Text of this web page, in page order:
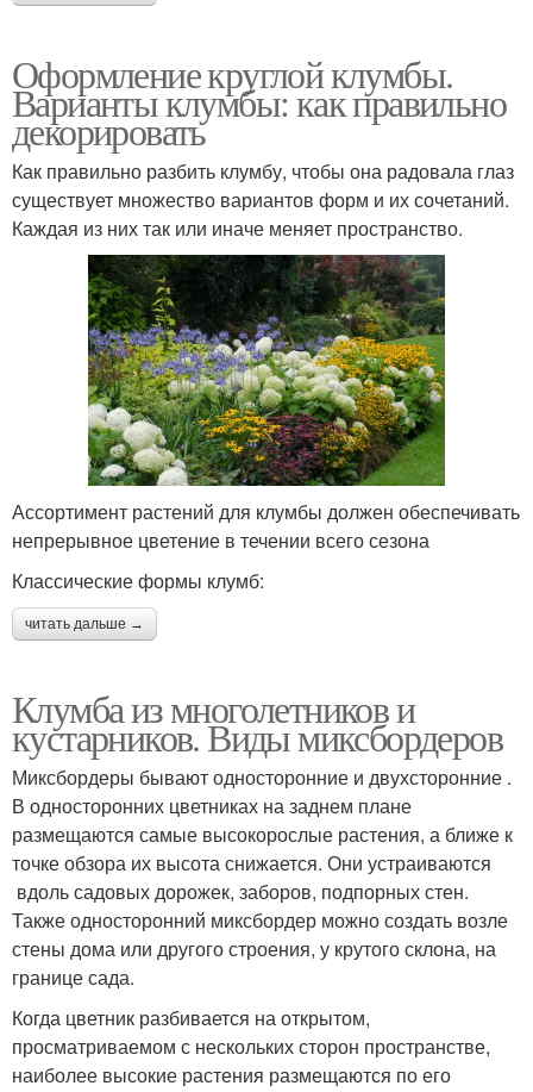
Оформление круглой клумбы.
Варианты клумбы: как правильно
декорировать
Как правильно разбить клумбу, чтобы она радовала глаз
существует множество вариантов форм и их сочетаний.
Каждая из них так или иначе меняет пространство.
Ассортимент растений для клумбы должен обеспечивать
непрерывное цветение в течении всего сезона
Классические формы клумб:
читать дальше →
Клумба из многолетников и
кустарников. Виды миксбордеров
Миксбордеры бывают односторонние и двухсторонние .
В односторонних цветниках на заднем плане
размещаются самые высокорослые растения, а ближе к
точке обзора их высота снижается. Они устраиваются
вдоль садовых дорожек, заборов, подпорных стен.
Также односторонний миксбордер можно создать возле
стены дома или другого строения, у крутого склона, на
границе сада.
Когда цветник разбивается на открытом,
просматриваемом с нескольких сторон пространстве,
наиболее высокие растения размещаются по его